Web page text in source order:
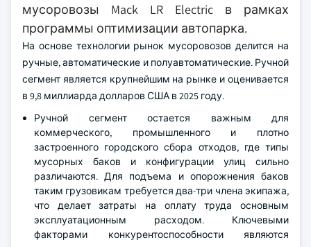
мусоровозы Mack LR Electric в рамках
программы оптимизации автопарка.
На основе технологии рынок мусоровозов делится на
ручные, автоматические и полуавтоматические. Ручной
сегмент является крупнейшим на рынке и оценивается
в 9,8 миллиарда долларов США в 2025 году.
Ручной сегмент остается важным для
коммерческого, промышленного и плотно
застроенного городского сбора отходов, где типы
мусорных баков и конфигурации улиц сильно
различаются. Для подъема и опорожнения баков
таким грузовикам требуется два-три члена экипажа,
что делает затраты на оплату труда основным
эксплуатационным расходом. Ключевыми
факторами конкурентоспособности являются